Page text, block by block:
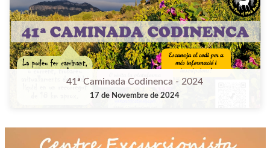
41ª Caminada Codinenca - 2024
17 de Novembre de 2024